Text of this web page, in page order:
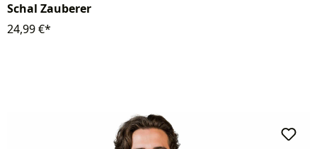
Schal Zauberer
24,99 €*